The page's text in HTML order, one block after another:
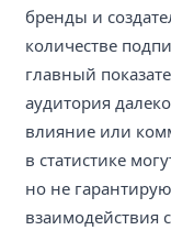
бренды и
количестве
главный
аудитория
влияние или
в статистике
но не
взаимодействия